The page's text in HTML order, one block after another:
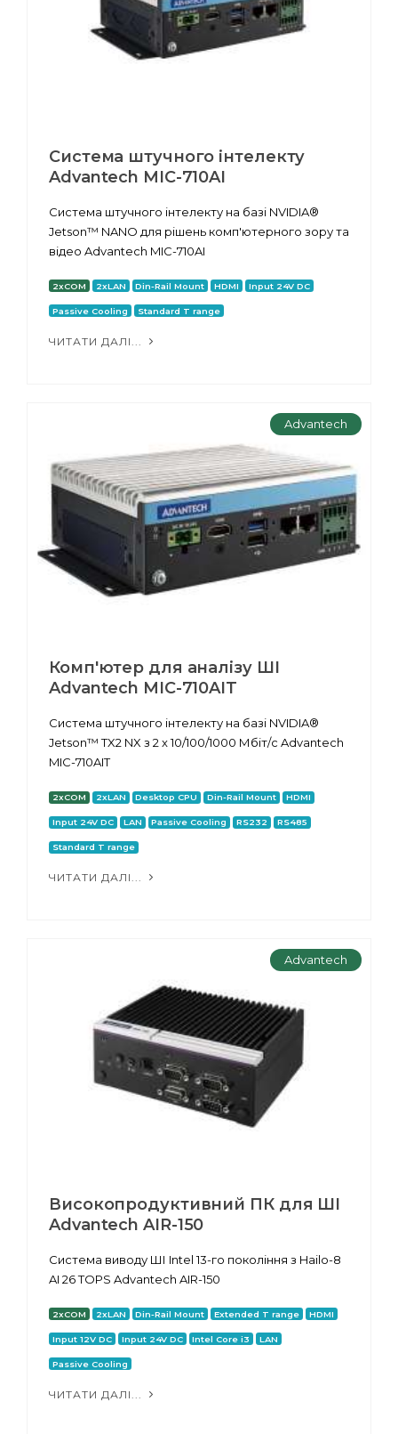
Система штучного інтелекту
Advantech MIC-710AI
Система штучного інтелекту на базі NVIDIA®
Jetson™ NANO для рішень комп'ютерного зору та
відео Advantech MIC-710AI
2xCOM 2xLAN Din-Rail Mount HDMI Input 24V DC
Passive Cooling Standard T range
ЧИТАТИ ДАЛІ...
Advantech
Комп'ютер для аналізу ШІ
Advantech MIC-710AIT
Система штучного інтелекту на базі NVIDIA®
Jetson™ TX2 NX з 2 x 10/100/1000 Мбіт/с Advantech
MIC-710AIT
2xCOM 2xLAN Desktop CPU Din-Rail Mount HDMI
Input 24V DC LAN Passive Cooling RS232 RS485
Standard T range
ЧИТАТИ ДАЛІ...
Advantech
Високопродуктивний ПК для ШІ
Advantech AIR-150
Система виводу ШІ Intel 13-го покоління з Hailo-8
AI 26 TOPS Advantech AIR-150
2xCOM 2xLAN Din-Rail Mount Extended T range HDMI
Input 12V DC Input 24V DC Intel Core i3 LAN
Passive Cooling
ЧИТАТИ ДАЛІ...